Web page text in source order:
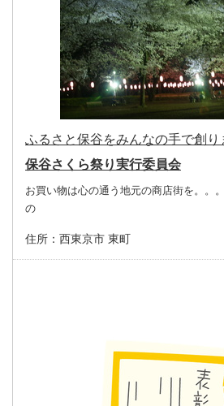
ふるさと保谷をみんなの手で創り
保谷さくら祭り実行委員会
お買い物は心の通う地元の商店街を。。
の
住所： 西東京市 東町